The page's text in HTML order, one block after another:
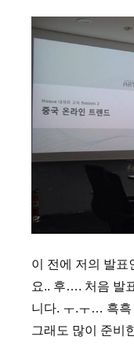
이 전에 저의 발표
요.. 후…. 처음 발
니다. ㅜ.ㅜ… 흑흑
그래도 많이 준비